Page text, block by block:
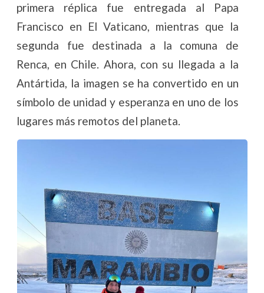
primera réplica fue entregada al Papa
Francisco en El Vaticano, mientras que la
segunda fue destinada a la comuna de
Renca, en Chile. Ahora, con su llegada a la
Antártida, la imagen se ha convertido en un
símbolo de unidad y esperanza en uno de los
lugares más remotos del planeta.